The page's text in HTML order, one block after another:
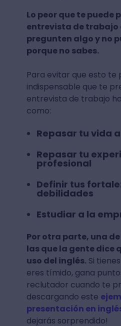
Lo peor que te puede
entrevista de trabajo
pregunten algo y no
porque no sabes.
Para evitar que esto te
indispensable que te
entrevista de trabajo
como:
Repasar tu vida
Repasar tu
profesional
Definir tus
debilidades
Estudiar a la
Por otra parte, una
las que la gente dice
uso del inglés.Si
eres tímido, gana
reclutador cuando te
descargando este
presentación en
dejarás sorprendido!